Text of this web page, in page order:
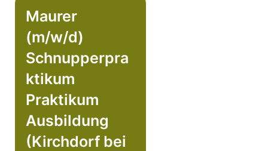
Maurer
(m/w/d)
Schnupperpra
ktikum
Praktikum
Ausbildung
(Kirchdorf bei